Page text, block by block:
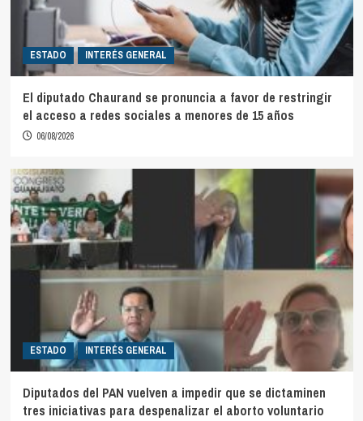
ESTADO INTERÉS GENERAL
El diputado Chaurand se pronuncia a favor de restringir
el acceso a redes sociales a menores de 15 años
06/08/2026
ESTADO INTERÉS GENERAL
Diputados del PAN vuelven a impedir que se dictaminen
tres iniciativas para despenalizar el aborto voluntario